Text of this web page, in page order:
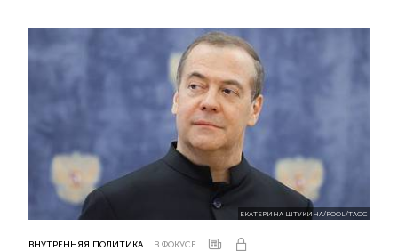
ЕКАТЕРИНА ШТУКИНА/POOL/ТАСС
ВНУТРЕННЯЯ ПОЛИТИКА В ФОКУСЕ